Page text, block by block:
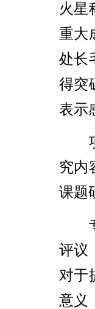
火星
重大
处长
得突
表示
究内
课题
评议
对于
意义